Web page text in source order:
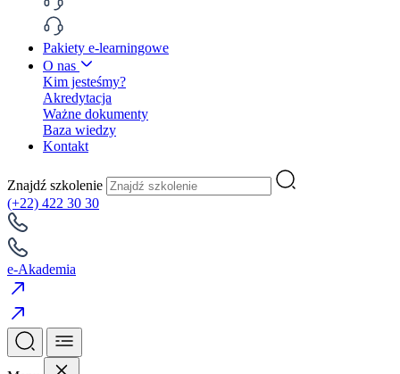
Pakiety e-learningowe
O nas
Kim jesteśmy?
Akredytacja
Ważne dokumenty
Baza wiedzy
Kontakt
Znajdź szkolenie
(+22) 422 30 30
e-Akademia